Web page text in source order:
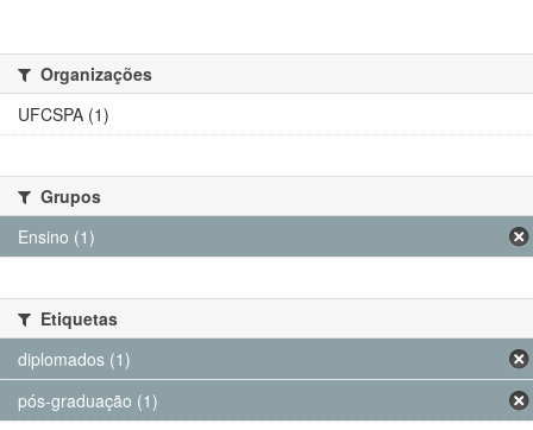
Organizações
UFCSPA (1)
Grupos
Ensino (1)
Etiquetas
diplomados (1)
pós-graduação (1)